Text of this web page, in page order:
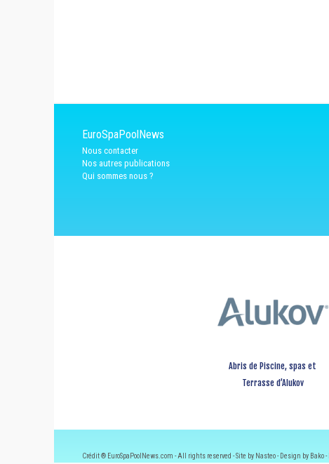
EuroSpaPoolNews
Nous contacter
Nos autres publications
Qui sommes nous ?
Abris de Piscine, spas et
Terrasse d’Alukov
Crédit ® EuroSpaPoolNews.com - All rights reserved - Site by Nasteo - Design by Bako -